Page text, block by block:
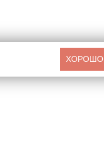
ХОРОШО